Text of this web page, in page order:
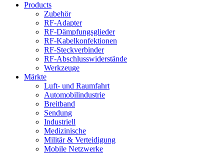
Products
Zubehör
RF-Adapter
RF-Dämpfungsglieder
RF-Kabelkonfektionen
RF-Steckverbinder
RF-Abschlusswiderstände
Werkzeuge
Märkte
Luft- und Raumfahrt
Automobilindustrie
Breitband
Sendung
Industriell
Medizinische
Militär & Verteidigung
Mobile Netzwerke